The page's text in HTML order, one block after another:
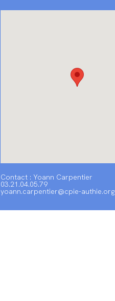
Contact : Yoann Carpentier
03.21.04.05.79
yoann.carpentier@cpie-authie.org